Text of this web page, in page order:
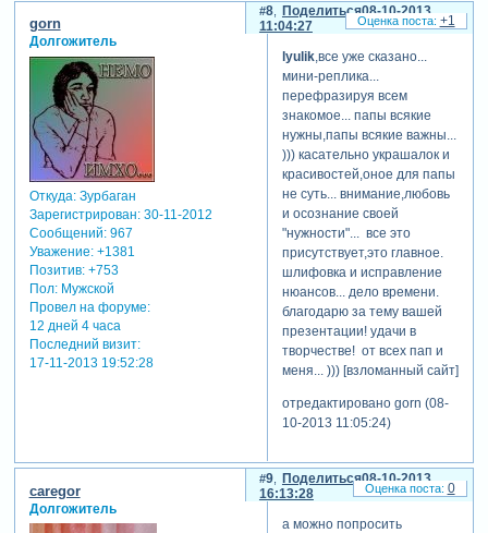
Поделиться
8
08-10-2013
11:04:27
gorn
Долгожитель
Откуда:Зурбаган
Зарегистрирован: 30-11-2012
Сообщений:967
Уважение: +1381
Позитив: +753
Пол:Мужской
Провел на форуме:
12 дней 4 часа
Последний визит:
17-11-2013 19:52:28
lyulik,все уже сказано...
мини-реплика...
перефразируя всем
знакомое... папы всякие
нужны,папы всякие важны...
))) касательно украшалок и
красивостей,оное для папы
не суть... внимание,любовь
и осознание своей
"нужности"... все это
присутствует,это главное.
шлифовка и исправление
нюансов... дело времени.
благодарю за тему вашей
презентации! удачи в
творчестве! от всех пап и
меня... ))) [взломанный сайт]
отредактировано gorn (08-
10-2013 11:05:24)
+1
Поделиться
9
08-10-2013
16:13:28
caregor
Долгожитель
а можно попросить
0